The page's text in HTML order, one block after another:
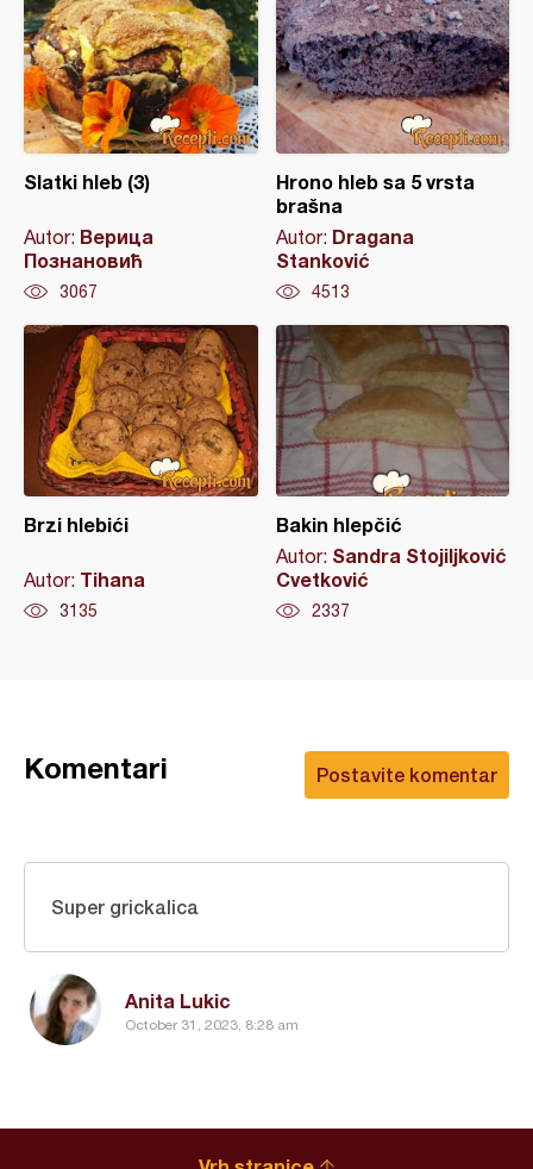
Slatki hleb (3)
Autor: Верица
Познановић
3067
Hrono hleb sa 5 vrsta
brašna
Autor: Dragana
Stanković
4513
Brzi hlebići
Autor: Tihana
3135
Bakin hlepčić
Autor: Sandra Stojiljković
Cvetković
2337
Postavite komentar
Komentari
Anita Lukic
October 31, 2023, 8:28 am
Super grickalica